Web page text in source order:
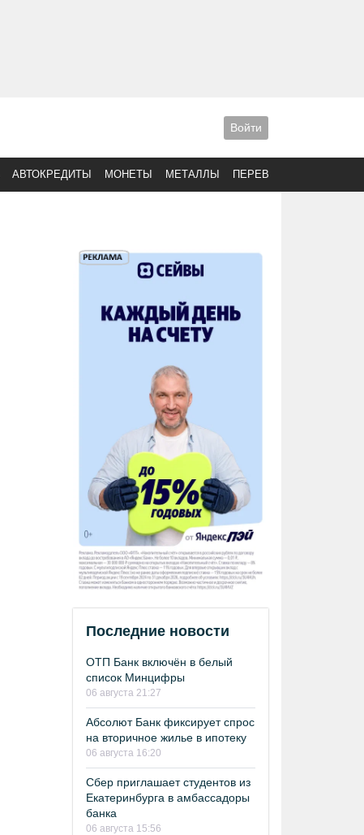
Войти
АВТОКРЕДИТЫ МОНЕТЫ МЕТАЛЛЫ ПЕРЕВОДЫ
Последние новости
ОТП Банк включён в белый
список Минцифры
06 августа 21:27
Абсолют Банк фиксирует спрос
на вторичное жилье в ипотеку
06 августа 16:20
Сбер приглашает студентов из
Екатеринбурга в амбассадоры
банка
06 августа 15:56